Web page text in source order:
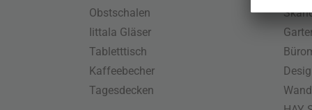
Obstschalen
Iittala Gläser
Tabletttisch
Kaffeebecher
Tagesdecken